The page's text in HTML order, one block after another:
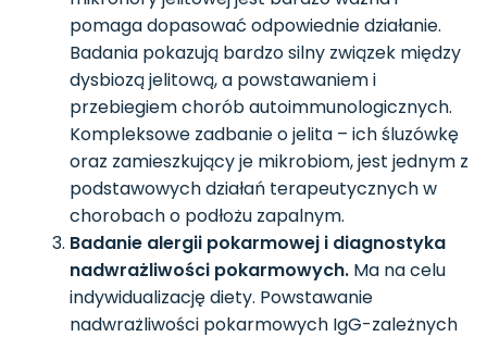
pomaga dopasować odpowiednie działanie.
Badania pokazują bardzo silny związek między
dysbiozą jelitową, a powstawaniem i
przebiegiem chorób autoimmunologicznych.
Kompleksowe zadbanie o jelita – ich śluzówkę
oraz zamieszkujący je mikrobiom, jest jednym z
podstawowych działań terapeutycznych w
chorobach o podłożu zapalnym.
Badanie alergii pokarmowej i diagnostyka
nadwrażliwości pokarmowych. Ma na celu
indywidualizację diety. Powstawanie
nadwrażliwości pokarmowych IgG-zależnych